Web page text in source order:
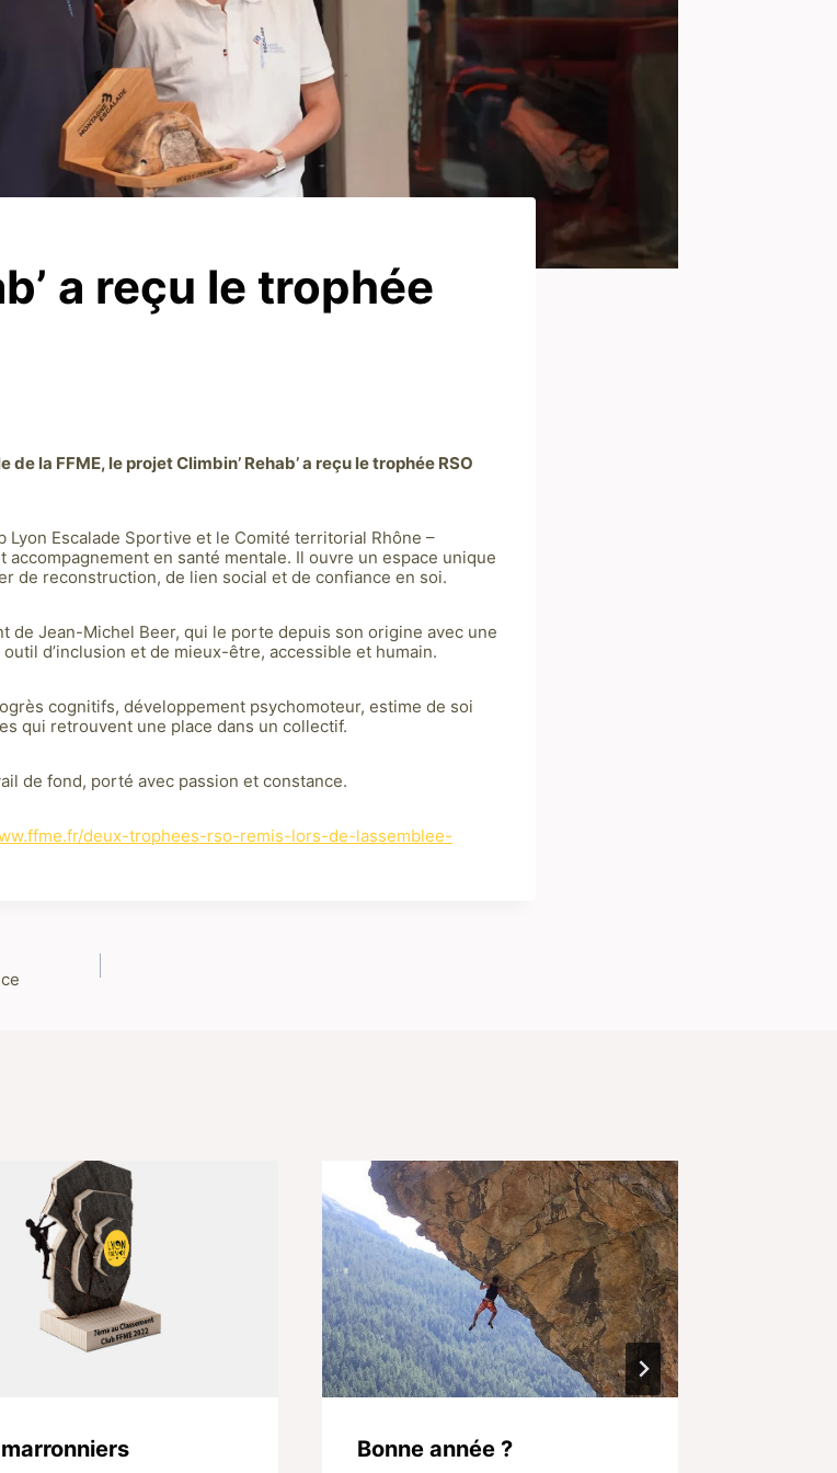
a reçu le trophée
la FFME, le projet Climbin’ Rehab’ a reçu le trophée RSO
Escalade Sportive et le Comité territorial Rhône –
accompagnement en santé mentale. Il ouvre un espace unique
de reconstruction, de lien social et de confiance en soi.
de Jean-Michel Beer, qui le porte depuis son origine avec une
d’inclusion et de mieux-être, accessible et humain.
cognitifs, développement psychomoteur, estime de soi
qui retrouvent une place dans un collectif.
de fond, porté avec passion et constance.
deux-trophees-rso-remis-lors-de-lassemblee-
Bonne année ?